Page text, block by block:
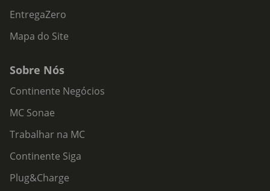
EntregaZero
Mapa do Site
Sobre Nós
Continente Negócios
MC Sonae
Trabalhar na MC
Continente Siga
Plug&Charge